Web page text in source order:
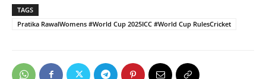
TAGS
Pratika RawalWomens #World Cup 2025ICC #World Cup RulesCricket